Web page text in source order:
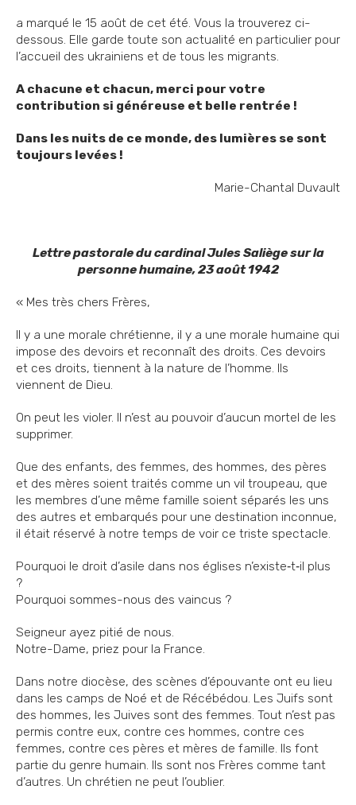
a marqué le 15 août de cet été. Vous la trouverez ci-
dessous. Elle garde toute son actualité en particulier pour
l’accueil des ukrainiens et de tous les migrants.
A chacune et chacun, merci pour votre
contribution si généreuse et belle rentrée !
Dans les nuits de ce monde, des lumières se sont
toujours levées !
Marie-Chantal Duvault
Lettre pastorale du cardinal Jules Saliège sur la
personne humaine, 23 août 1942
« Mes très chers Frères,
Il y a une morale chrétienne, il y a une morale humaine qui
impose des devoirs et reconnaît des droits. Ces devoirs
et ces droits, tiennent à la nature de l’homme. Ils
viennent de Dieu.
On peut les violer. Il n’est au pouvoir d’aucun mortel de les
supprimer.
Que des enfants, des femmes, des hommes, des pères
et des mères soient traités comme un vil troupeau, que
les membres d’une même famille soient séparés les uns
des autres et embarqués pour une destination inconnue,
il était réservé à notre temps de voir ce triste spectacle.
Pourquoi le droit d’asile dans nos églises n’existe‐t‐il plus
?
Pourquoi sommes-nous des vaincus ?
Seigneur ayez pitié de nous.
Notre-Dame, priez pour la France.
Dans notre diocèse, des scènes d’épouvante ont eu lieu
dans les camps de Noé et de Récébédou. Les Juifs sont
des hommes, les Juives sont des femmes. Tout n’est pas
permis contre eux, contre ces hommes, contre ces
femmes, contre ces pères et mères de famille. Ils font
partie du genre humain. Ils sont nos Frères comme tant
d’autres. Un chrétien ne peut l’oublier.